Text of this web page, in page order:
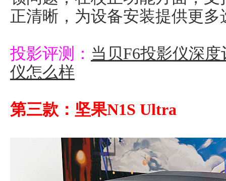
正清晰，为设备安装提供更多
投影评测： 当贝F6投影仪深
仪怎么样
第三款：坚果N1S Ultra